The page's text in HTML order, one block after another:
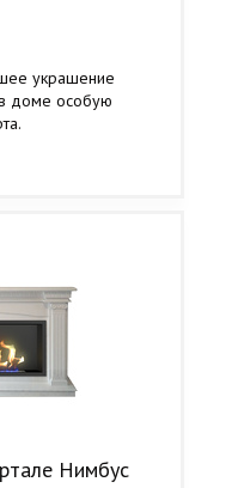
украшение
в доме особую
Нимбус